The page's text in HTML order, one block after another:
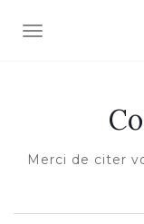
AFFICHER/
Merci de citer